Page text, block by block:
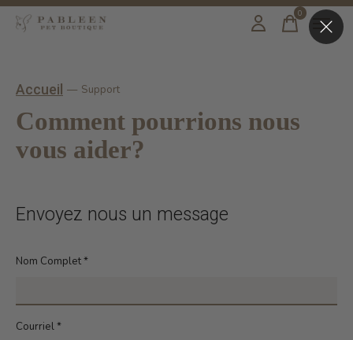
0items
Accueil — Support
Comment pourrions nous
vous aider?
Envoyez nous un message
Nom Complet*
Courriel*